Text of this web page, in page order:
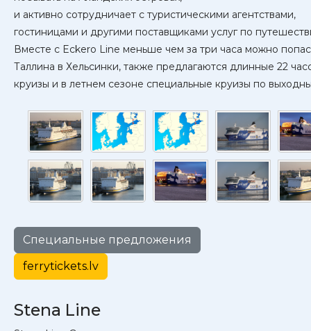
и активно сотрудничает с туристическими агентствами,
гостиницами и другими поставщиками услуг по
Вместе с Eckero Line меньше чем за три часа можно
Таллина в Хельсинки, также предлагаются длинные 22
круизы и в летнем сезоне специальные круизы по
Специальные предложения
ferrytickets.lv
Stena Line